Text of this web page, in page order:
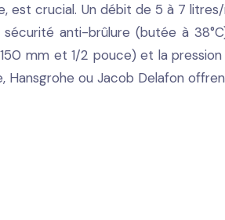
crucial. Un débit de 5 à 7
anti-brûlure (butée à
mm et 1/2 pouce) et la
ou Jacob Delafon